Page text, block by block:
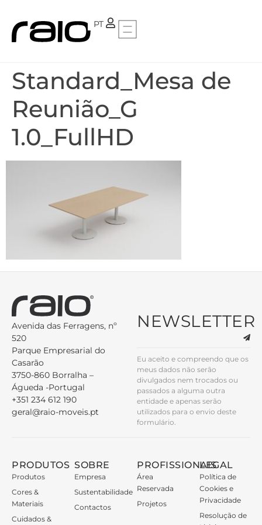
PT
FR
Standard_Mesa de
Reunião_G
1.0_FullHD
Avenida das Ferragens, nº
520
Parque Empresarial do
Casarão
3750-860 Borralha –
Águeda -Portugal
+351 234 612 190
geral@raio-moveis.pt
NEWSLETTER
Eu aceito e compreendo que os
meus dados não serão
divulgados nem trocados ou
passados a alguma outra
entidade e apenas serão
utilizados para o envio deste
formulário.
PRODUTOS
Produtos
Cores &
Materiais
Cuidados &
SOBRE
Empresa
Sustentabilidade
Contactos
PROFISSIONAIS
Área
Reservada
Projetos
LEGAL
Política de
Cookies e
Privacidade
Resolução de